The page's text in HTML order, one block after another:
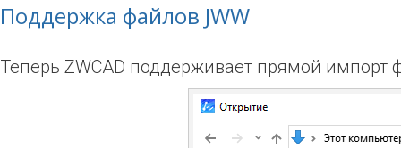
Поддержка файлов JWW
Теперь ZWCAD поддерживает прямой импорт